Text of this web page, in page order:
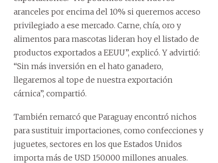
aranceles por encima del 10% si queremos acceso
privilegiado a ese mercado. Carne, chía, oro y
alimentos para mascotas lideran hoy el listado de
productos exportados a EEUU”, explicó. Y advirtió:
“Sin más inversión en el hato ganadero,
llegaremos al tope de nuestra exportación
cárnica”, compartió.
También remarcó que Paraguay encontró nichos
para sustituir importaciones, como confecciones y
juguetes, sectores en los que Estados Unidos
importa más de USD 150.000 millones anuales.